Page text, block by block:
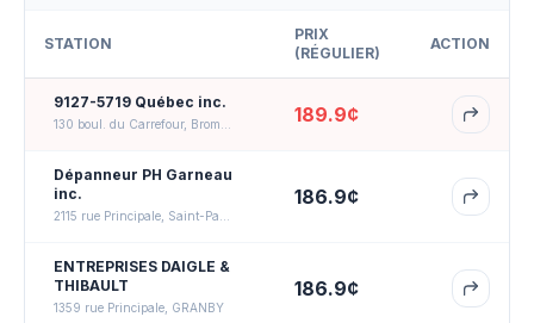
STATION
PRIX
(RÉGULIER)
ACTION
9127-5719 Québec inc.
189.9¢
Dépanneur PH Garneau
inc.
186.9¢
ENTREPRISES DAIGLE &
THIBAULT
1359 rue Principale, GRANBY
186.9¢